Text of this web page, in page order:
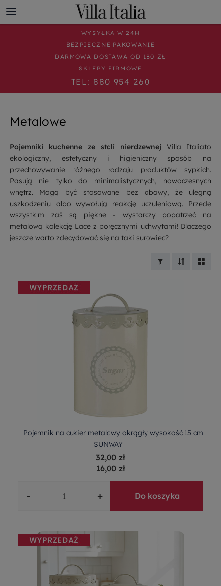
WYSYŁKA W 24H
BEZPIECZNE PAKOWANIE
DARMOWA DOSTAWA OD 180 ZŁ
SKLEPY FIRMOWE
TEL: 880 954 260
Metalowe
Pojemniki kuchenne ze stali nierdzewnej Villa Italiato
ekologiczny, estetyczny i higieniczny sposób na
przechowywanie różnego rodzaju produktów sypkich.
Pasują nie tylko do minimalistycznych, nowoczesnych
wnętrz. Mogą być stosowane bez obawy, że ulegną
uszkodzeniu albo wywołują reakcję uczuleniową. Przede
wszystkim zaś są piękne - wystarczy popatrzeć na
metalową kolekcję Lace z poręcznymi uchwytami! Dlaczego
jeszcze warto zdecydować się na taki surowiec?
Pojemnik na cukier metalowy okrągły wysokość 15 cm
SUNWAY
32,00 zł
16,00 zł
- + Do koszyka